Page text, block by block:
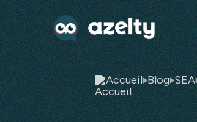
Accueil Blog SEA